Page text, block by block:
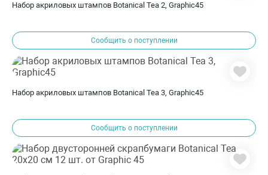
Набор акриловых штампов Botanical Tea 2, Graphic45
Сообщить о поступлении
Набор акриловых штампов Botanical Tea 3, Graphic45
Сообщить о поступлении